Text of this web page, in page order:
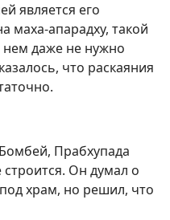
является его
маха-апарадху, такой
нем даже не нужно
что раскаяния
Прабхупада
Он думал о
храм, но решил, что